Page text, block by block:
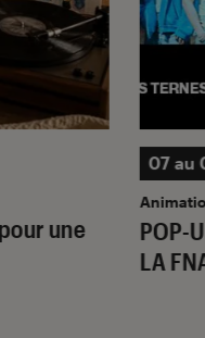
une
POP-
LA
07 au